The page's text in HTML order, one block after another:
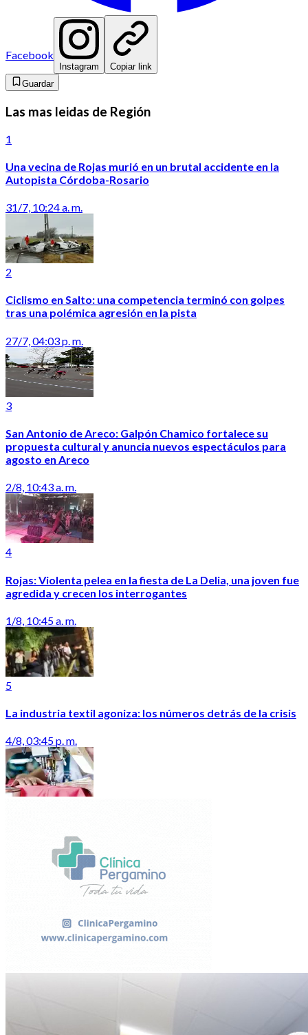
Facebook
Instagram
Copiar link
Guardar
Las mas leidas de Región
1
Una vecina de Rojas murió en un brutal accidente en la
Autopista Córdoba-Rosario
31/7, 10:24 a. m.
2
Ciclismo en Salto: una competencia terminó con golpes
tras una polémica agresión en la pista
27/7, 04:03 p. m.
3
San Antonio de Areco: Galpón Chamico fortalece su
propuesta cultural y anuncia nuevos espectáculos para
agosto en Areco
2/8, 10:43 a. m.
4
Rojas: Violenta pelea en la fiesta de La Delia, una joven fue
agredida y crecen los interrogantes
1/8, 10:45 a. m.
5
La industria textil agoniza: los números detrás de la crisis
4/8, 03:45 p. m.